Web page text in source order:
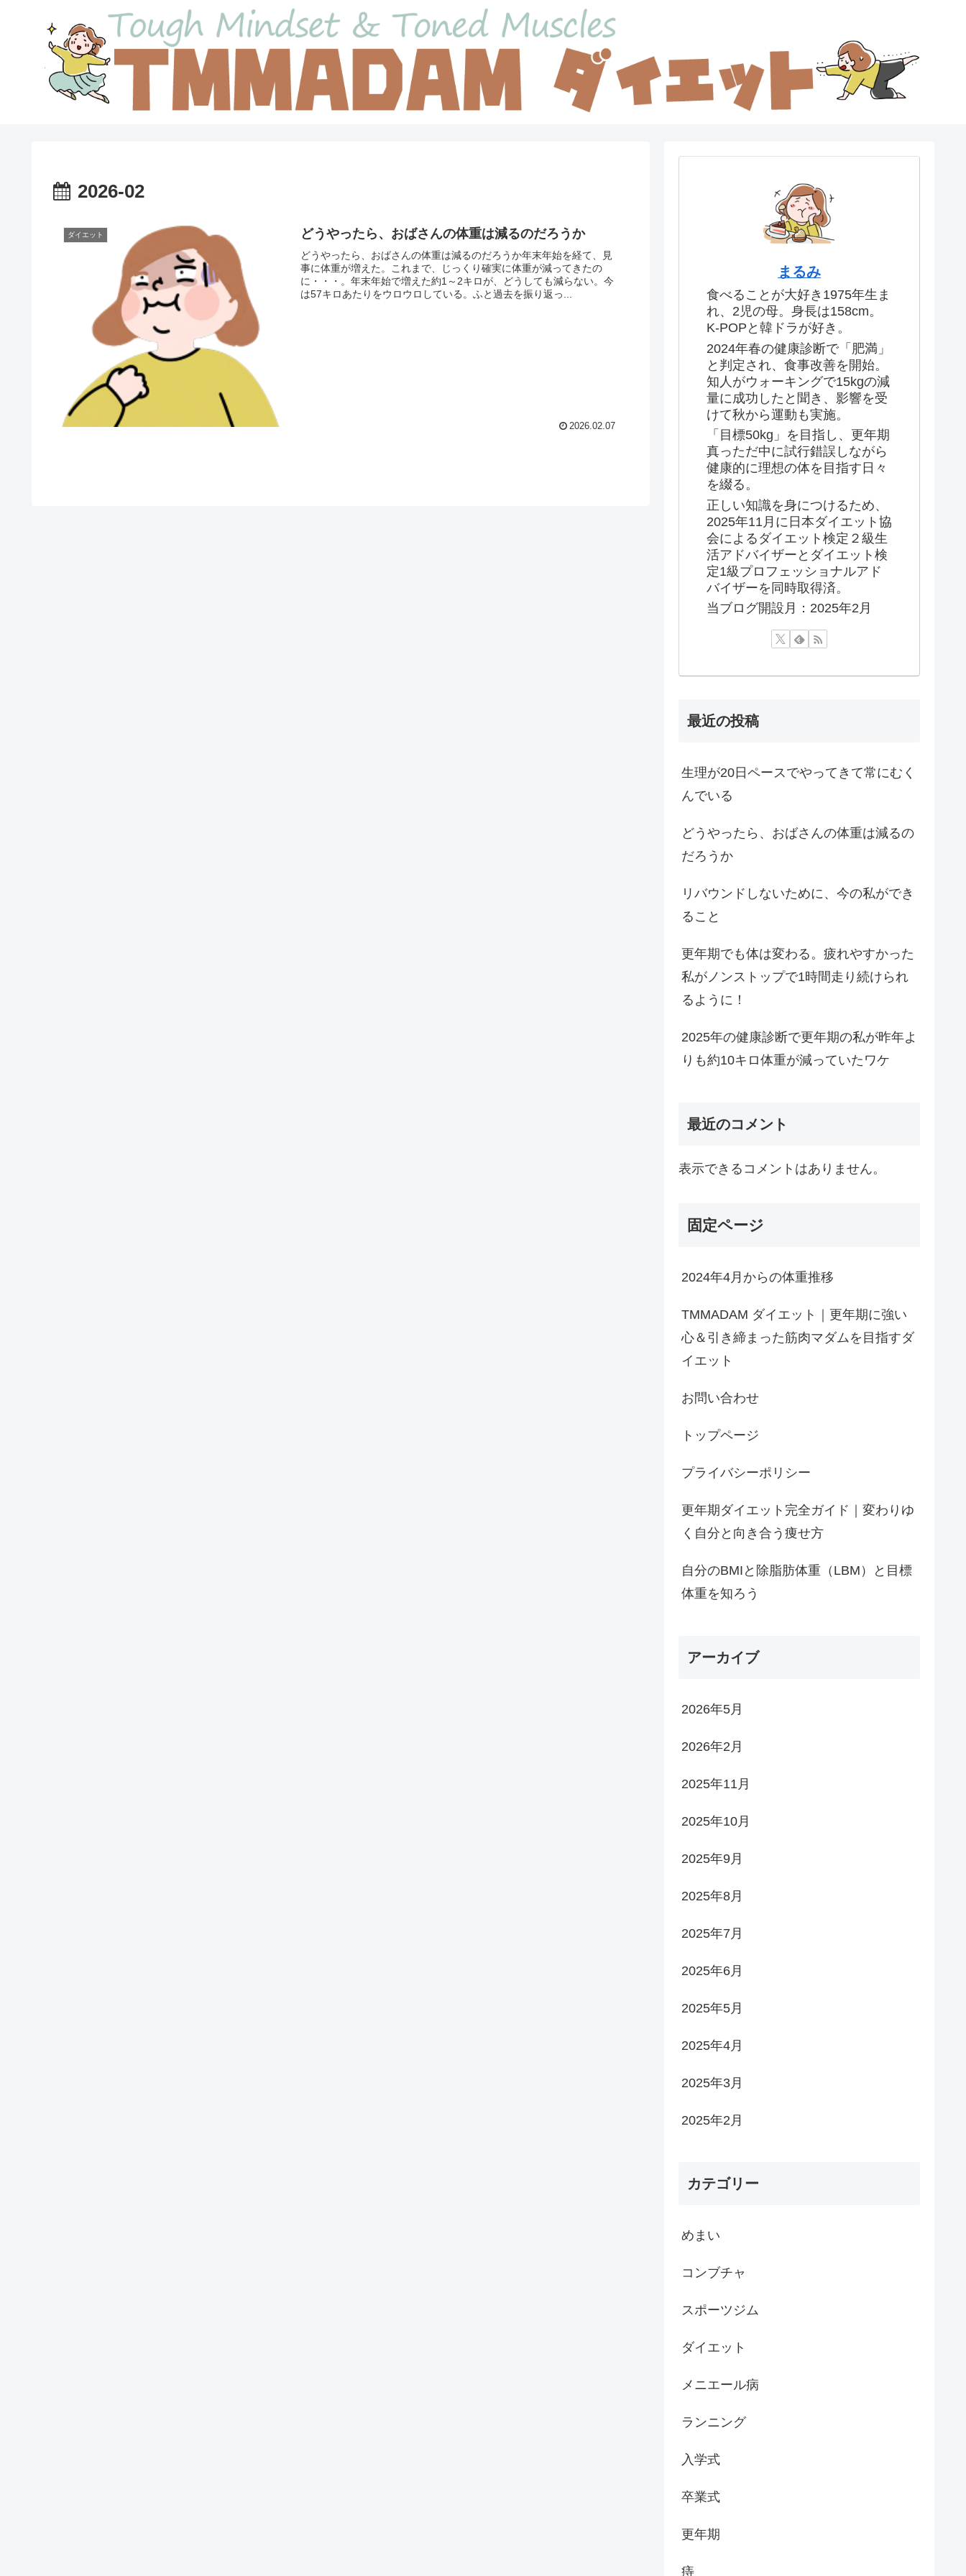
2026-02
ダイエット どうやったら、おばさんの体重は減るのだろうか
どうやったら、おばさんの体重は減るのだろうか年末年始を経て、見
事に体重が増えた。これまで、じっくり確実に体重が減ってきたの
に・・・。年末年始で増えた約1～2キロが、どうしても減らない。今
は57キロあたりをウロウロしている。ふと過去を振り返っ...
2026.02.07
まるみ
食べることが大好き1975年生ま
れ、2児の母。身長は158cm。
K-POPと韓ドラが好き。
2024年春の健康診断で「肥満」
と判定され、食事改善を開始。
知人がウォーキングで15kgの減
量に成功したと聞き、影響を受
けて秋から運動も実施。
「目標50kg」を目指し、更年期
真っただ中に試行錯誤しながら
健康的に理想の体を目指す日々
を綴る。
正しい知識を身につけるため、
2025年11月に日本ダイエット協
会によるダイエット検定２級生
活アドバイザーとダイエット検
定1級プロフェッショナルアド
バイザーを同時取得済。
当ブログ開設月：2025年2月
最近の投稿
生理が20日ペースでやってきて常にむく
んでいる
どうやったら、おばさんの体重は減るの
だろうか
リバウンドしないために、今の私ができ
ること
更年期でも体は変わる。疲れやすかった
私がノンストップで1時間走り続けられ
るように！
2025年の健康診断で更年期の私が昨年よ
りも約10キロ体重が減っていたワケ
最近のコメント
表示できるコメントはありません。
固定ページ
2024年4月からの体重推移
TMMADAM ダイエット｜更年期に強い
心＆引き締まった筋肉マダムを目指すダ
イエット
お問い合わせ
トップページ
プライバシーポリシー
更年期ダイエット完全ガイド｜変わりゆ
く自分と向き合う痩せ方
自分のBMIと除脂肪体重（LBM）と目標
体重を知ろう
アーカイブ
2026年5月
2026年2月
2025年11月
2025年10月
2025年9月
2025年8月
2025年7月
2025年6月
2025年5月
2025年4月
2025年3月
2025年2月
カテゴリー
めまい
コンブチャ
スポーツジム
ダイエット
メニエール病
ランニング
入学式
卒業式
更年期
痔